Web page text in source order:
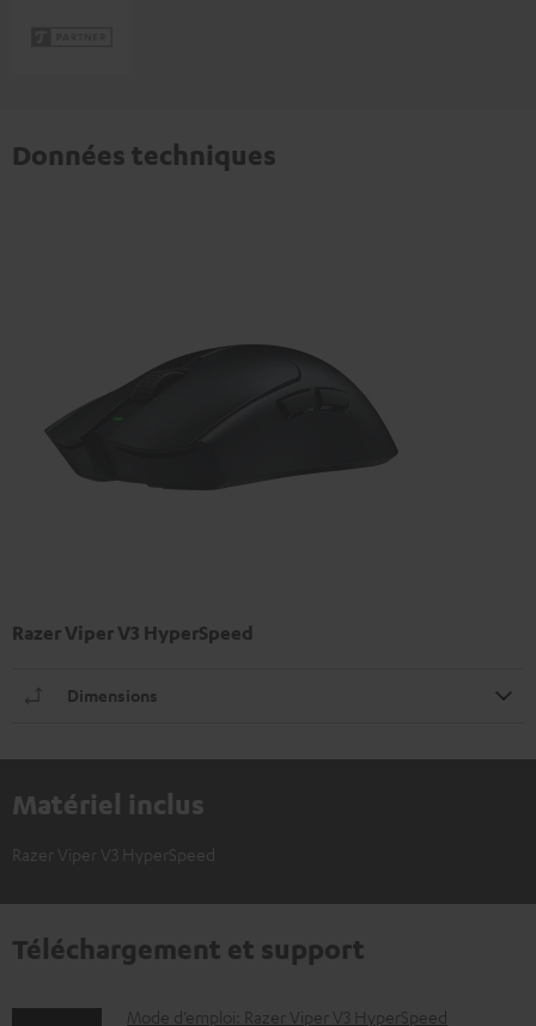
Données techniques
Razer Viper V3 HyperSpeed
Dimensions
Matériel inclus
Razer Viper V3 HyperSpeed
Téléchargement et support
D
Mode d’emploi: Razer Viper V3 HyperSpeed